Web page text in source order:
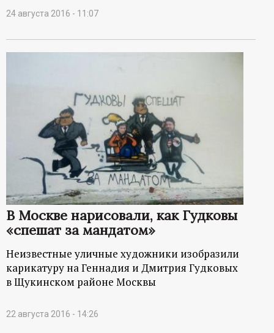
24 августа 2016 - 11:07
В Москве нарисовали, как Гудковы
«спешат за мандатом»
Неизвестные уличные художники изобразили
карикатуру на Геннадия и Дмитрия Гудковых
в Щукинском районе Москвы
22 августа 2016 - 14:26